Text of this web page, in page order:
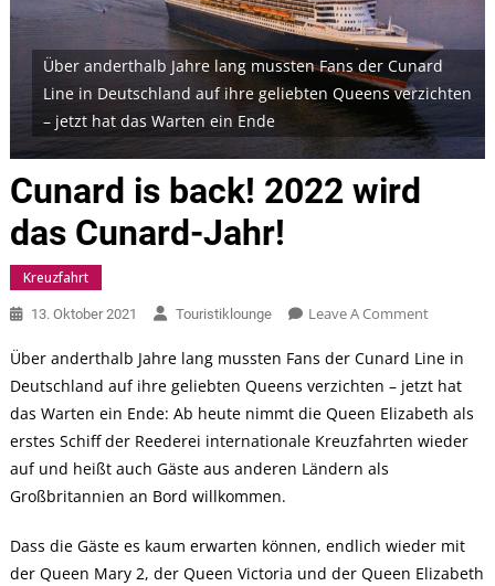
Über anderthalb Jahre lang mussten Fans der Cunard
Line in Deutschland auf ihre geliebten Queens verzichten
– jetzt hat das Warten ein Ende
Cunard is back! 2022 wird
das Cunard-Jahr!
Kreuzfahrt
13. Oktober 2021 Touristiklounge Leave A CommentOn
Is
Back!
2022
Wird
Über anderthalb Jahre lang mussten Fans der Cunard Line in
Deutschland auf ihre geliebten Queens verzichten – jetzt hat
das Warten ein Ende: Ab heute nimmt die Queen Elizabeth als
erstes Schiff der Reederei internationale Kreuzfahrten wieder
auf und heißt auch Gäste aus anderen Ländern als
Großbritannien an Bord willkommen.
Dass die Gäste es kaum erwarten können, endlich wieder mit
der Queen Mary 2, der Queen Victoria und der Queen Elizabeth